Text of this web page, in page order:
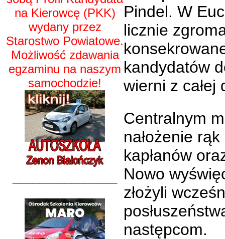
na Kierowcę (PKK)
wydany przez
Starostwo Powiatowe.
Możliwość zdawania
egzaminu na naszym
samochodzie!
Pindel. W
licznie
kandydatów
wierni z całej
Centralnym
nałożenie
kapłanów
Nowo
złożyli
następcom.